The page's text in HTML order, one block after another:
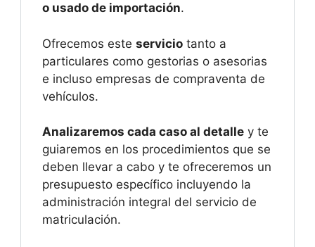
o usado de importación.
Ofrecemos este servicio tanto a
particulares como gestorias o asesorias
e incluso empresas de compraventa de
vehículos.
Analizaremos cada caso al detalle y te
guiaremos en los procedimientos que se
deben llevar a cabo y te ofreceremos un
presupuesto específico incluyendo la
administración integral del servicio de
matriculación.